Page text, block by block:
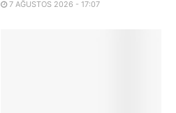
7 AĞUSTOS 2026 - 17:07